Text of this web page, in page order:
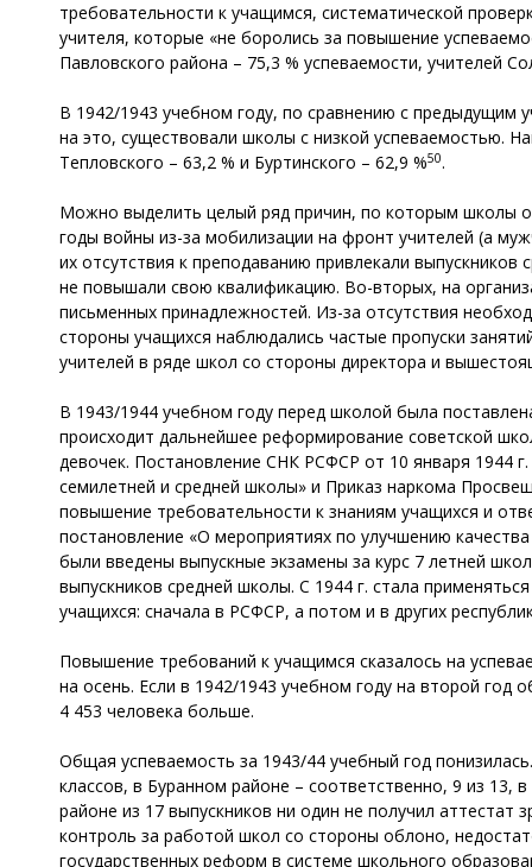
требовательности к учащимся, систематической
учителя, которые «не боролись за повышение
Павловского района – 75,3 % успеваемости, учителей
В 1942/1943 учебном году, по сравнению с предыдущим
на это, существовали школы с низкой успеваемостью.
Тепловского – 63,2 % и Буртинского – 62,9 %50.
Можно выделить целый ряд причин, по которым школы
годы войны из-за мобилизации на фронт учителей (а
их отсутствия к преподаванию привлекали
не повышали свою квалификацию. Во-вторых, на
письменных принадлежностей. Из-за отсутствия
стороны учащихся наблюдались частые пропуски
учителей в ряде школ со стороны директора и
В 1943/1944 учебном году перед школой была
происходит дальнейшее реформирование советской
девочек. Постановление СНК РСФСР от 10 января 1944
семилетней и средней школы» и Приказ наркома
повышение требовательности к знаниям учащихся и
постановление «О мероприятиях по улучшению
были введены выпускные экзамены за курс 7 летней
выпускников средней школы. С 1944 г. стала
учащихся: сначала в РСФСР, а потом и в других
Повышение требований к учащимся сказалось на
на осень. Если в 1942/1943 учебном году на второй год
4 453 человека больше.
Общая успеваемость за 1943/44 учебный год
классов, в Буранном районе – соответственно, 9 из 13,
районе из 17 выпускников ни один не получил аттестат
контроль за работой школ со стороны облоно,
государственных реформ в системе школьного